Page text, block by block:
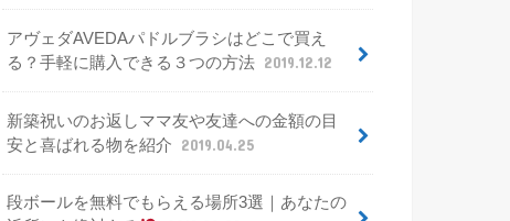
アヴェダAVEDAパドルブラシはどこで買え
る？手軽に購入できる３つの方法 2019.12.12
新築祝いのお返しママ友や友達への金額の目
安と喜ばれる物を紹介
2019.04.25
段ボールを無料でもらえる場所3選｜あなたの